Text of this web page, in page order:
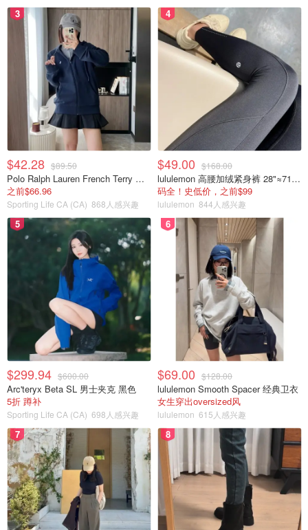
3
$42.28 $89.50
Polo Ralph Lauren French Terry 女童连帽卫衣 7-16码
之前$66.96
Sporting Life CA (CA) 868人感兴趣
4
$49.00 $168.00
lululemon 高腰加绒紧身裤 28"≈71cm 5个口袋
码全！史低价，之前$99
lululemon 844人感兴趣
5
$299.94 $600.00
Arc'teryx Beta SL 男士夹克 黑色
5折 蹲补
Sporting Life CA (CA) 698人感兴趣
6
$69.00 $128.00
lululemon Smooth Spacer 经典卫衣
女生穿出oversized风
lululemon 615人感兴趣
7 8